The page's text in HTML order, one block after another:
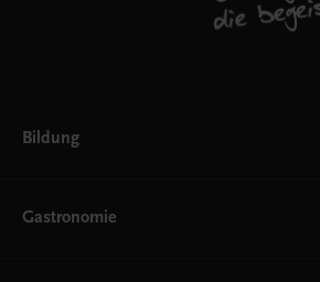
Bildung
Ernährung
Gastronomie